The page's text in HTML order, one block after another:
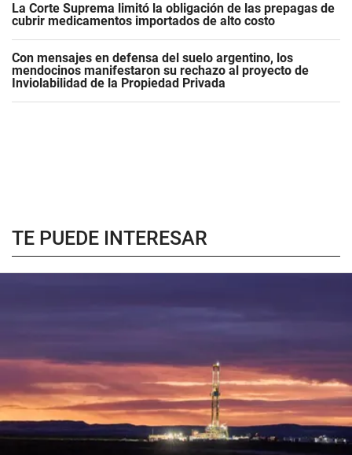
La Corte Suprema limitó la obligación de las prepagas de
cubrir medicamentos importados de alto costo
Con mensajes en defensa del suelo argentino, los
mendocinos manifestaron su rechazo al proyecto de
Inviolabilidad de la Propiedad Privada
TE PUEDE INTERESAR